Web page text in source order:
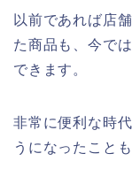
以前であれば店
た商品も、今で
できます。
非常に便利な時
うになったこと